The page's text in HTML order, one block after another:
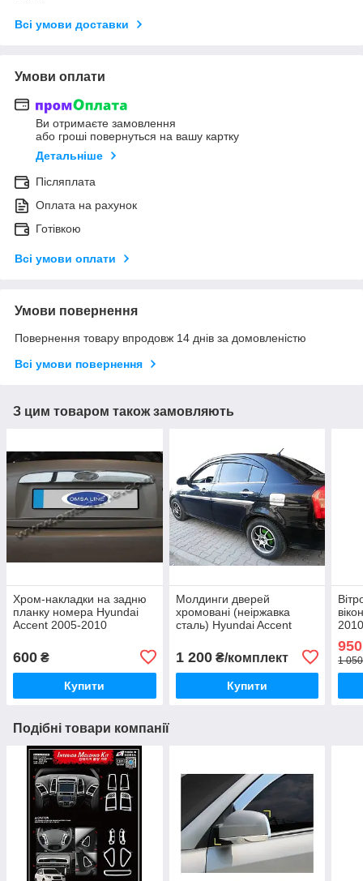
Всі умови доставки
Умови оплати
Ви отримаєте замовлення
або гроші повернуться на вашу картку
Детальніше
Післяплата
Оплата на рахунок
Готівкою
Всі умови оплати
Умови повернення
Повернення товару впродовж 14 днів за домовленістю
Всі умови повернення
З цим товаром також замовляють
Хром-накладки на задню
планку номера Hyundai
Accent 2005-2010
600 ₴
Купити
Молдинги дверей
хромовані (неіржавка
сталь) Hyundai Accent
1 200₴/комплект
Купити
950
1
Подібні товари компанії